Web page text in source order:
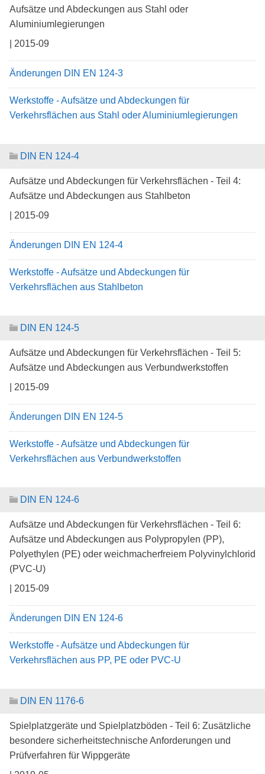
Aufsätze und Abdeckungen aus Stahl oder
Aluminiumlegierungen
| 2015-09
Änderungen DIN EN 124-3
Werkstoffe - Aufsätze und Abdeckungen für
Verkehrsflächen aus Stahl oder Aluminiumlegierungen
DIN EN 124-4
Aufsätze und Abdeckungen für Verkehrsflächen - Teil 4:
Aufsätze und Abdeckungen aus Stahlbeton
| 2015-09
Änderungen DIN EN 124-4
Werkstoffe - Aufsätze und Abdeckungen für
Verkehrsflächen aus Stahlbeton
DIN EN 124-5
Aufsätze und Abdeckungen für Verkehrsflächen - Teil 5:
Aufsätze und Abdeckungen aus Verbundwerkstoffen
| 2015-09
Änderungen DIN EN 124-5
Werkstoffe - Aufsätze und Abdeckungen für
Verkehrsflächen aus Verbundwerkstoffen
DIN EN 124-6
Aufsätze und Abdeckungen für Verkehrsflächen - Teil 6:
Aufsätze und Abdeckungen aus Polypropylen (PP),
Polyethylen (PE) oder weichmacherfreiem Polyvinylchlorid
(PVC-U)
| 2015-09
Änderungen DIN EN 124-6
Werkstoffe - Aufsätze und Abdeckungen für
Verkehrsflächen aus PP, PE oder PVC-U
DIN EN 1176-6
Spielplatzgeräte und Spielplatzböden - Teil 6: Zusätzliche
besondere sicherheitstechnische Anforderungen und
Prüfverfahren für Wippgeräte